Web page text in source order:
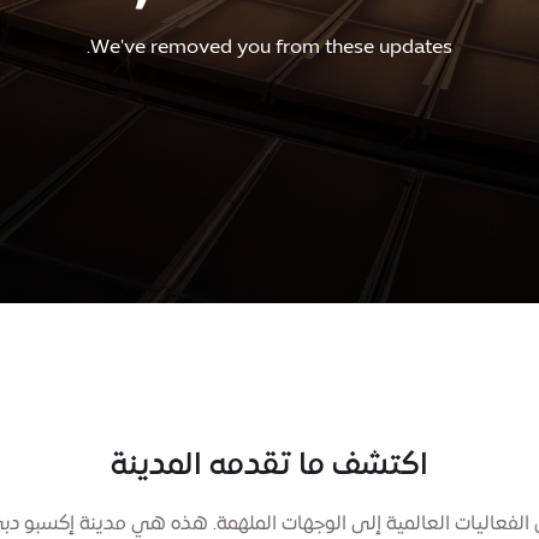
We've removed you from these updates.
اكتشف ما تقدمه المدينة
الفعاليات العالمية إلى الوجهات الملهمة. هذه هي مدينة إكسبو